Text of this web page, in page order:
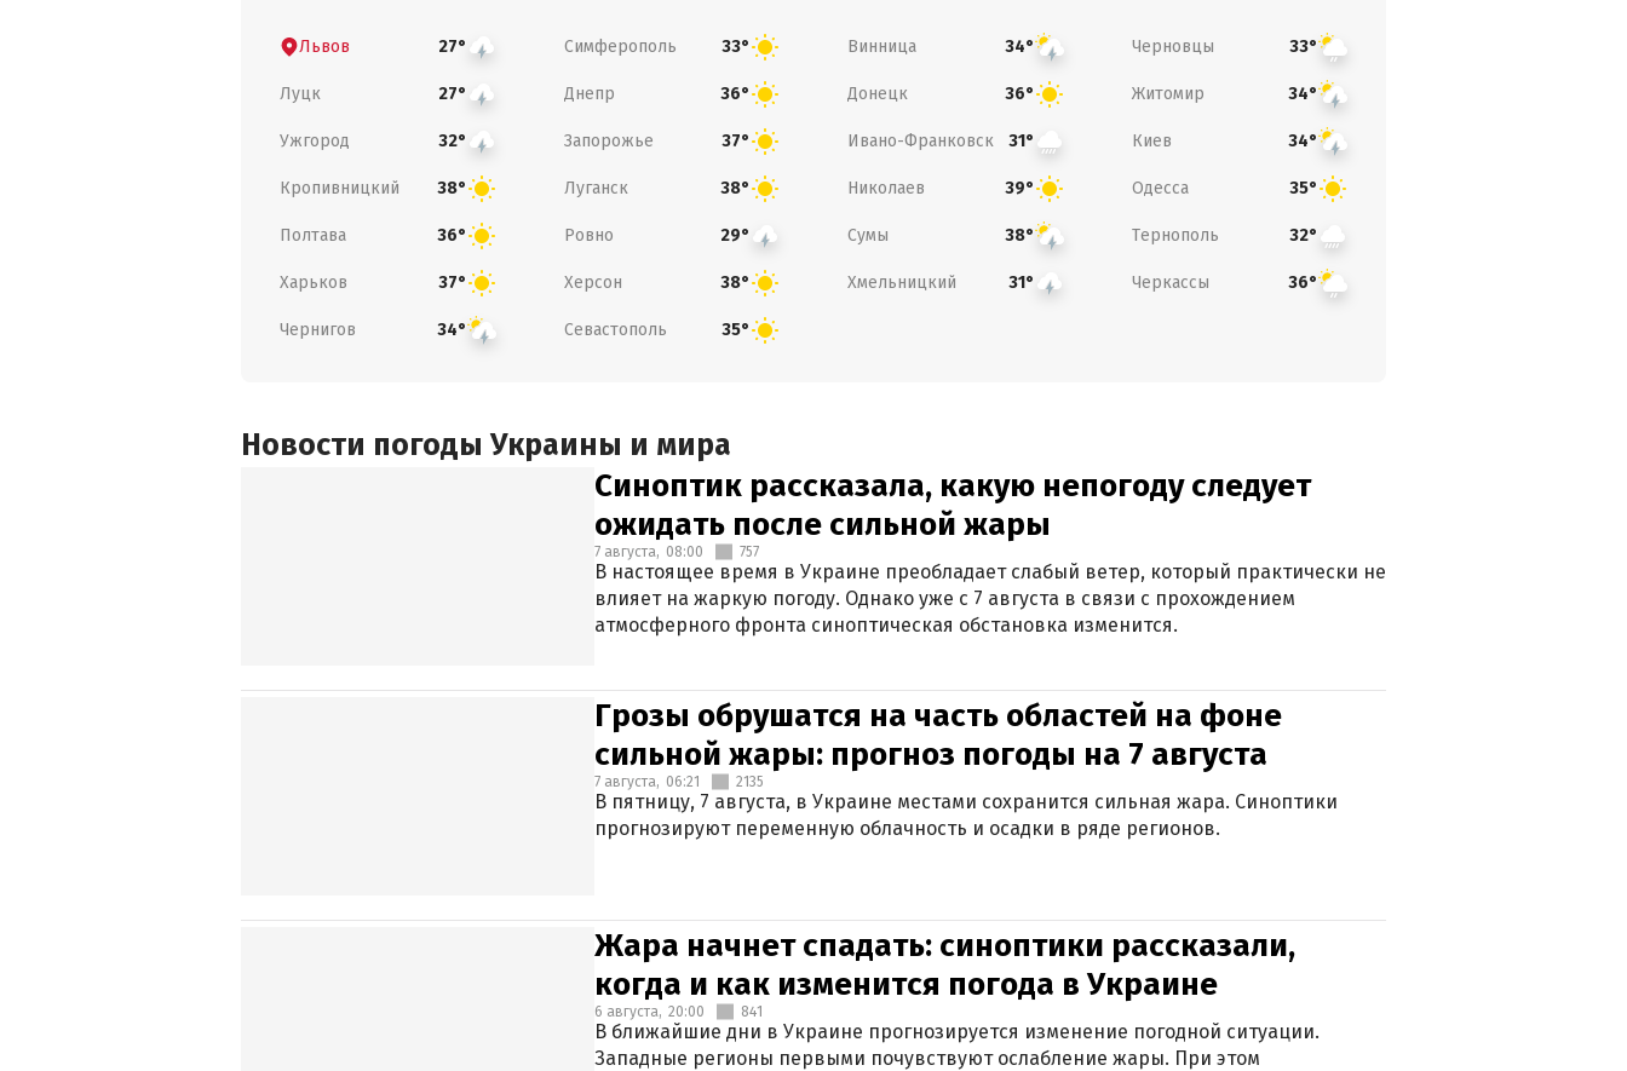
Львов 27° Симферополь 33° Винница 34° Черновцы 33°
Луцк 27° Днепр 36° Донецк 36° Житомир 34°
Ужгород 32° Запорожье 37° Ивано-Франковск 31° Киев 34°
Кропивницкий 38° Луганск 38° Николаев 39° Одесса 35°
Полтава 36° Ровно 29° Сумы 38° Тернополь 32°
Харьков 37° Херсон 38° Хмельницкий 31° Черкассы 36°
Чернигов 34° Севастополь 35°
Новости погоды Украины и мира
Синоптик рассказала, какую непогоду следует
ожидать после сильной жары
7 августа, 08:00 757
В настоящее время в Украине преобладает слабый ветер, который практически не
влияет на жаркую погоду. Однако уже с 7 августа в связи с прохождением
атмосферного фронта синоптическая обстановка изменится.
Грозы обрушатся на часть областей на фоне
сильной жары: прогноз погоды на 7 августа
7 августа, 06:21 2135
В пятницу, 7 августа, в Украине местами сохранится сильная жара. Синоптики
прогнозируют переменную облачность и осадки в ряде регионов.
Жара начнет спадать: синоптики рассказали,
когда и как изменится погода в Украине
6 августа, 20:00 841
В ближайшие дни в Украине прогнозируется изменение погодной ситуации.
Западные регионы первыми почувствуют ослабление жары. При этом